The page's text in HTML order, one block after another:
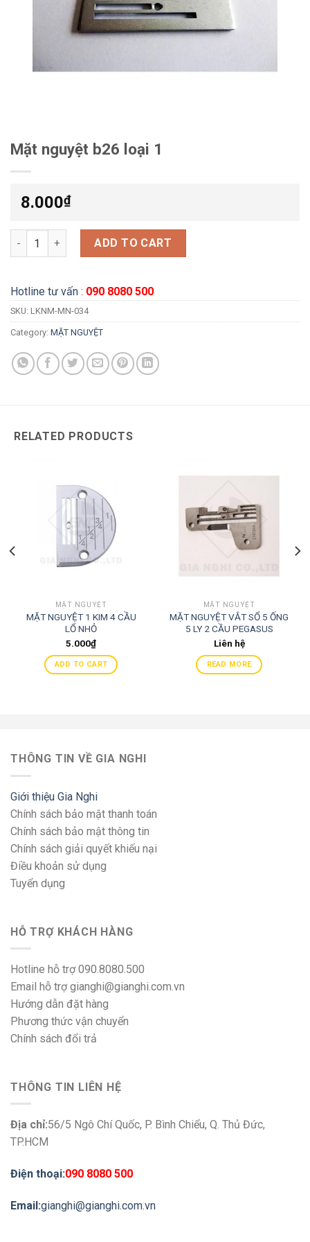
Mặt nguyệt b26 loại 1
8.000₫
Mặt nguyệt b26 loại 1 quantity
ADD TO CART
Hotline tư vấn : 090 8080 500
SKU: LKNM-MN-034
Category: MẶT NGUYỆT
RELATED PRODUCTS
MẶT NGUYỆT
MẶT NGUYỆT 1 KIM 4 CẦU
LỔ NHỎ
5.000₫
ADD TO CART
MẶT NGUYỆT
MẶT NGUYỆT VẮT SỔ 5 ỐNG
5 LY 2 CẦU PEGASUS
L52/M700 204360A
Liên hệ
READ MORE
THÔNG TIN VỀ GIA NGHI
Giới thiệu Gia Nghi
Chính sách bảo mật thanh toán
Chính sách bảo mật thông tin
Chính sách giải quyết khiếu nại
Điều khoản sử dụng
Tuyển dụng
HỖ TRỢ KHÁCH HÀNG
Hotline hỗ trợ 090.8080.500
Email hỗ trợ gianghi@gianghi.com.vn
Hướng dẫn đặt hàng
Phương thức vận chuyển
Chính sách đổi trả
THÔNG TIN LIÊN HỆ
Địa chỉ:56/5 Ngô Chí Quốc, P. Bình Chiểu, Q. Thủ Đức,
TP.HCM
Điện thoại:090 8080 500
Email:gianghi@gianghi.com.vn